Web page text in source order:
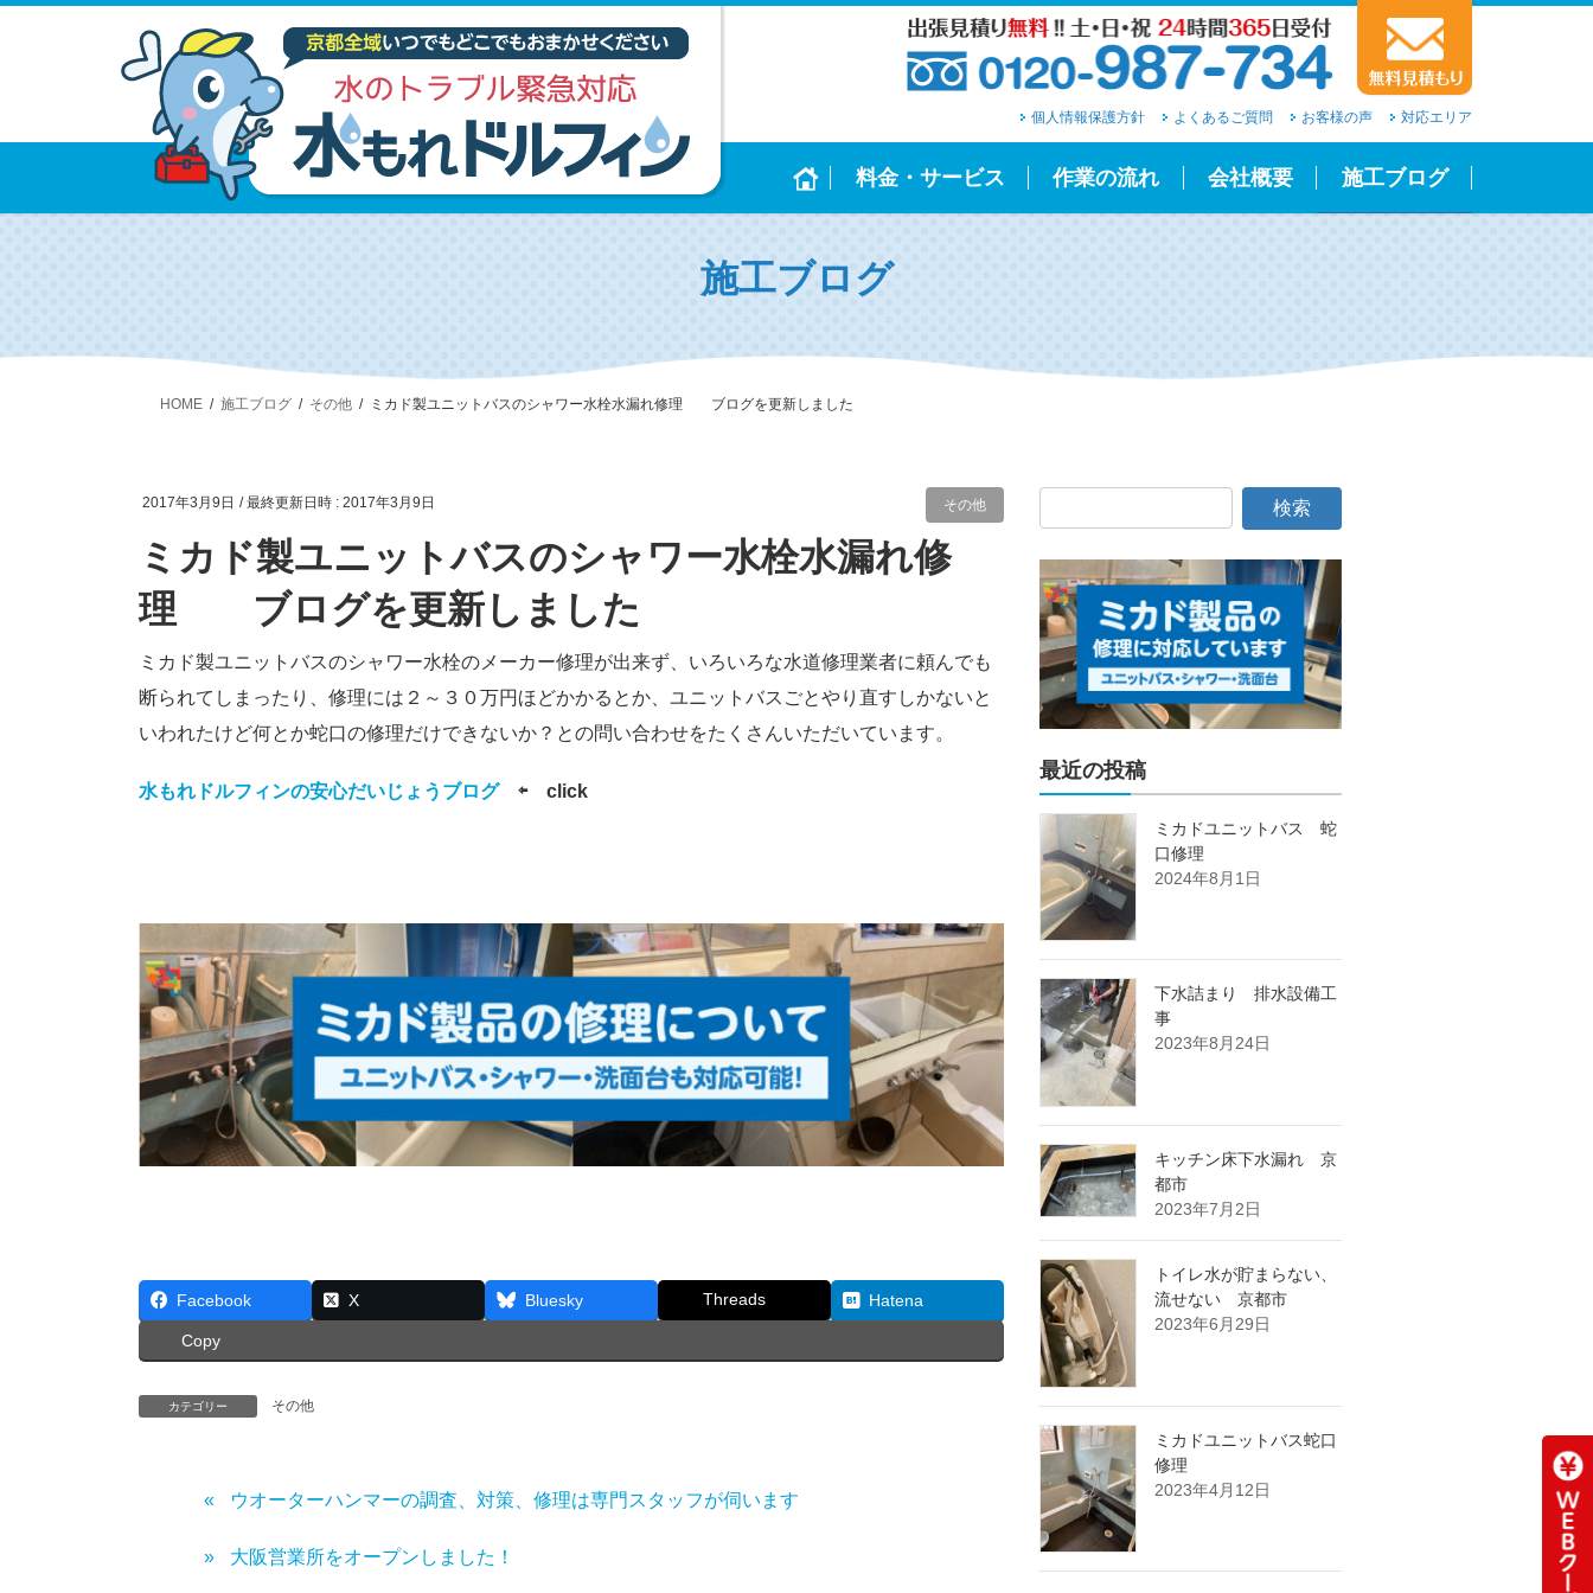
個人情報保護方針 よくあるご質問 お客様の声 対応エリア
料金・サービス 作業の流れ 会社概要 施工ブログ
施工ブログ
HOME 施工ブログ その他 ミカド製ユニットバスのシャワー水栓水漏れ修理 ブログを更新しました
2017年3月9日 / 最終更新日時 : 2017年3月9日 その他
ミカド製ユニットバスのシャワー水栓水漏れ修
理 ブログを更新しました
ミカド製ユニットバスのシャワー水栓のメーカー修理が出来ず、いろいろな水道修理業者に頼んでも
断られてしまったり、修理には２～３０万円ほどかかるとか、ユニットバスごとやり直すしかないと
いわれたけど何とか蛇口の修理だけできないか？との問い合わせをたくさんいただいています。
水もれドルフィンの安心だいじょうブログ⇦ click
Facebook X Bluesky Threads Hatena
Copy
カテゴリー その他
ウオーターハンマーの調査、対策、修理は専門スタッフが伺います
大阪営業所をオープンしました！
最近の投稿
ミカドユニットバス 蛇
口修理
2024年8月1日
下水詰まり 排水設備工
事
2023年8月24日
キッチン床下水漏れ 京
都市
2023年7月2日
トイレ水が貯まらない、
流せない 京都市
2023年6月29日
ミカドユニットバス蛇口
修理
2023年4月12日